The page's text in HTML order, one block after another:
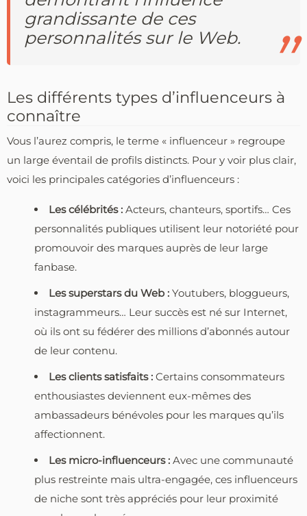
grandissante de ces
personnalités sur le Web.
Les différents types d’influenceurs à
connaître
Vous l’aurez compris, le terme « influenceur » regroupe
un large éventail de profils distincts. Pour y voir plus clair,
voici les principales catégories d’influenceurs :
Les célébrités : Acteurs, chanteurs, sportifs… Ces
personnalités publiques utilisent leur notoriété pour
promouvoir des marques auprès de leur large
fanbase.
Les superstars du Web : Youtubers, bloggueurs,
instagrammeurs… Leur succès est né sur Internet,
où ils ont su fédérer des millions d’abonnés autour
de leur contenu.
Les clients satisfaits : Certains consommateurs
enthousiastes deviennent eux-mêmes des
ambassadeurs bénévoles pour les marques qu’ils
affectionnent.
Les micro-influenceurs : Avec une communauté
plus restreinte mais ultra-engagée, ces influenceurs
de niche sont très appréciés pour leur proximité